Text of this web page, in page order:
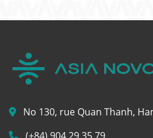
No 130, rue Quan Thanh,